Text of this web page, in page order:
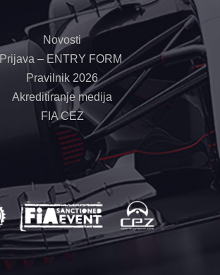
Novosti
Prijava – ENTRY FORM
Pravilnik 2026
Akreditiranje medija
FIA CEZ